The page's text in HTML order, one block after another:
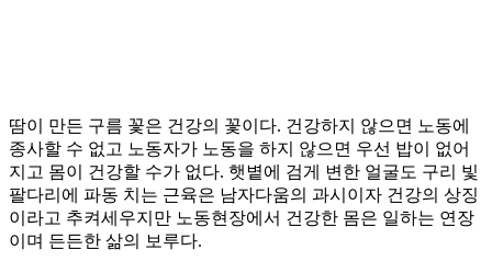
땀이 만든 구름 꽃은 건강의 꽃이다. 건강하지 않으면 노동에
종사할 수 없고 노동자가 노동을 하지 않으면 우선 밥이 없어
지고 몸이 건강할 수가 없다. 햇볕에 검게 변한 얼굴도 구리 빛
팔다리에 파동 치는 근육은 남자다움의 과시이자 건강의 상징
이라고 추켜세우지만 노동현장에서 건강한 몸은 일하는 연장
이며 든든한 삶의 보루다.